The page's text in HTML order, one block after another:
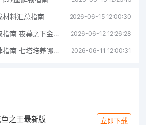
材料汇总指南 2026-06-15 12:00:30
夜幕之下金砖获取指南 夜幕之下金砖获取方法 2026-06-12 12:26:28
七塔培养英雄推荐指南 七塔培养哪个英雄好 2026-06-11 12:00:31
鱼之王最新版 立即下载